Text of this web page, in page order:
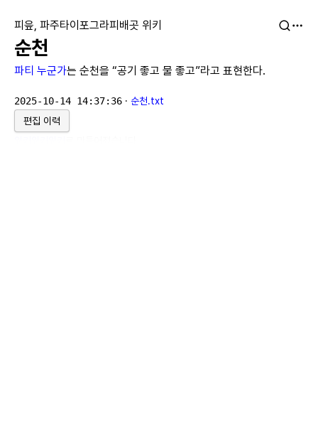
피읖, 파주타이포그라피배곳 위키
순천
파티 누군가는 순천을 “공기 좋고 물 좋고”라고 표현한다.
2025-10-14 14:37:36 · 순천.txt
편집 이력